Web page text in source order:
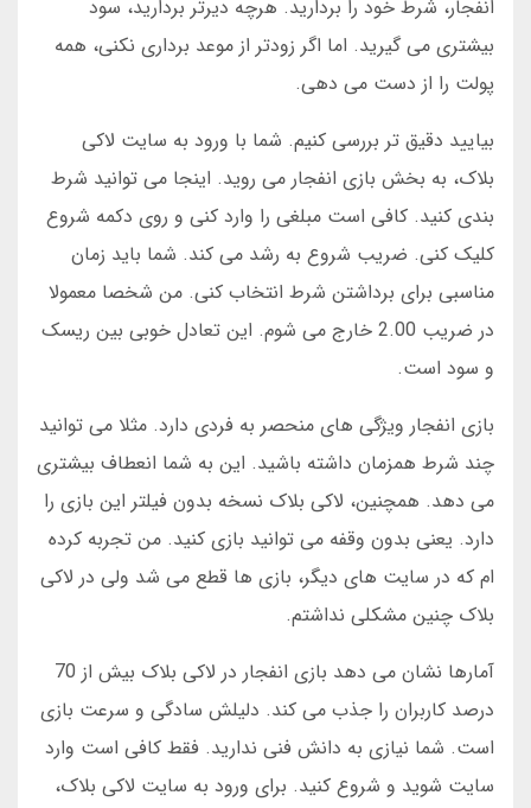
انفجار، شرط خود را بردارید. هرچه دیرتر بردارید، سود
بیشتری می گیرید. اما اگر زودتر از موعد برداری نکنی، همه
پولت را از دست می دهی.
بیایید دقیق تر بررسی کنیم. شما با ورود به سایت لاکی
بلاک، به بخش بازی انفجار می روید. اینجا می توانید شرط
بندی کنید. کافی است مبلغی را وارد کنی و روی دکمه شروع
کلیک کنی. ضریب شروع به رشد می کند. شما باید زمان
مناسبی برای برداشتن شرط انتخاب کنی. من شخصا معمولا
در ضریب 2.00 خارج می شوم. این تعادل خوبی بین ریسک
و سود است.
بازی انفجار ویژگی های منحصر به فردی دارد. مثلا می توانید
چند شرط همزمان داشته باشید. این به شما انعطاف بیشتری
می دهد. همچنین، لاکی بلاک نسخه بدون فیلتر این بازی را
دارد. یعنی بدون وقفه می توانید بازی کنید. من تجربه کرده
ام که در سایت های دیگر، بازی ها قطع می شد ولی در لاکی
بلاک چنین مشکلی نداشتم.
آمارها نشان می دهد بازی انفجار در لاکی بلاک بیش از 70
درصد کاربران را جذب می کند. دلیلش سادگی و سرعت بازی
است. شما نیازی به دانش فنی ندارید. فقط کافی است وارد
سایت شوید و شروع کنید. برای ورود به سایت لاکی بلاک،